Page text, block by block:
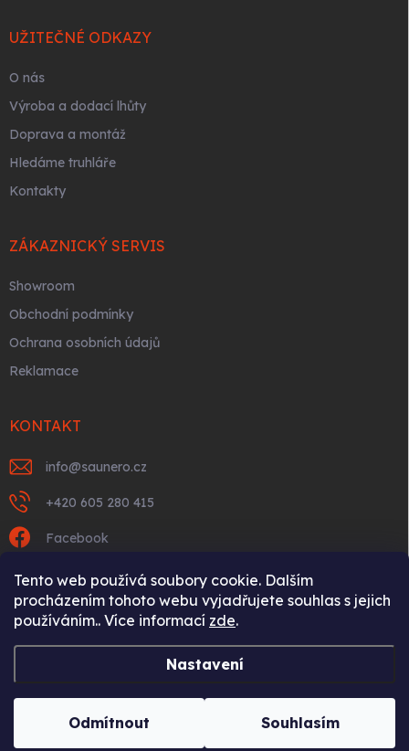
Tento web používá soubory cookie. Dalším
procházením tohoto webu vyjadřujete souhlas s jejich
používáním.. Více informací zde.
Nastavení
Odmítnout Souhlasím
UŽITEČNÉ ODKAZY
O nás
Výroba a dodací lhůty
Doprava a montáž
Hledáme truhláře
Kontakty
ZÁKAZNICKÝ SERVIS
Showroom
Obchodní podmínky
Ochrana osobních údajů
Reklamace
KONTAKT
info@saunero.cz
+420 605 280 415
Facebook
saunerocz/
https://www.youtube.com/@Saunero
Vytvořil Shoptet
Copyright 2026 . Všechna práva vyhrazena.